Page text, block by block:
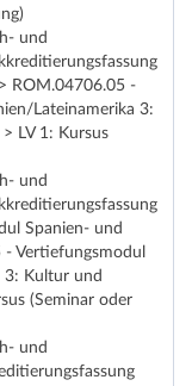
und
ROM.04706.05 -
Lateinamerika 3:
LV 1: Kursus
und
Spanien- und
Vertiefungsmodul
3: Kultur und
(Seminar oder
und